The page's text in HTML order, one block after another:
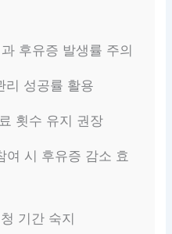
후유증 발생률 주의
리 성공률 활용
횟수 유지 권장
여 시 후유증 감소 효
기간 숙지